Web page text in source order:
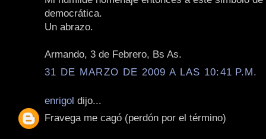
democrática.
Un abrazo.
Armando, 3 de Febrero, Bs As.
31 DE MARZO DE 2009 A LAS 10:41 P.M.
enrigol dijo...
Fravega me cagó (perdón por el término)